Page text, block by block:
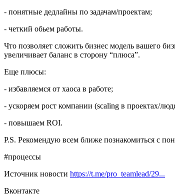
- понятные дедлайны по задачам/проектам;
- четкий обьем работы.
Что позволяет сложить бизнес модель вашего
увеличивает баланс в сторону “плюса”.
Еще плюсы:
- избавляемся от хаоса в работе;
- ускоряем рост компании (scaling в проектах/
- повышаем ROI.
P.S. Рекомендую всем ближе познакомиться с
#процессы
Источник новости https://t.me/pro_teamlead/29...
Вконтакте